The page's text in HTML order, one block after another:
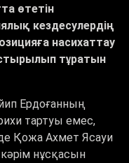
өтетін
кездесулердің
насихаттау
тұратын
Ердоғанның
тартуы емес,
Қожа Ахмет Ясауи
нұсқасын